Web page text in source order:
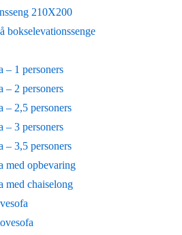
210X200
bokselevationssenge
– 1 personers
– 2 personers
– 2,5 personers
– 3 personers
– 3,5 personers
med opbevaring
med chaiselong